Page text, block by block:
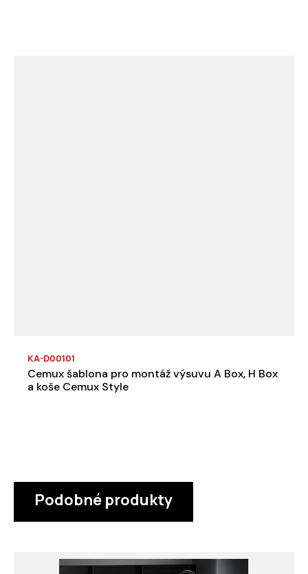
KA-D00101
Cemux šablona pro montáž výsuvu A Box, H Box
a koše Cemux Style
Podobné produkty